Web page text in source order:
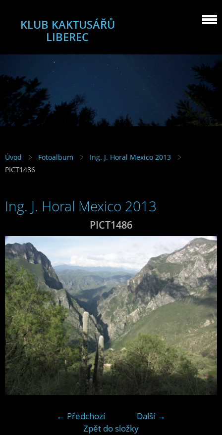
KLUB KAKTUSÁŘŮ
LIBEREC
Úvod Fotoalbum
Ing. J. Horal Mexico 2013
PICT1486
Ing. J. Horal Mexico 2013
PICT1486
← Předchozí
Další →
Zpět do složky